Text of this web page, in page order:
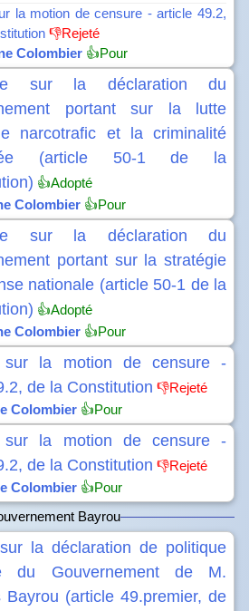
la motion de censure - article 49.2,
👎Rejeté
Colombier 👍Pour
sur la déclaration du
portant sur la lutte
narcotrafic et la criminalité
(article 50-1 de la
👍Adopté
Colombier 👍Pour
sur la déclaration du
portant sur la stratégie
nationale (article 50-1 de la
👍Adopté
Colombier 👍Pour
la motion de censure -
de la Constitution 👎Rejeté
Colombier 👍Pour
la motion de censure -
de la Constitution 👎Rejeté
Colombier 👍Pour
Bayrou
la déclaration de politique
du Gouvernement de M.
Bayrou (article 49.premier, de